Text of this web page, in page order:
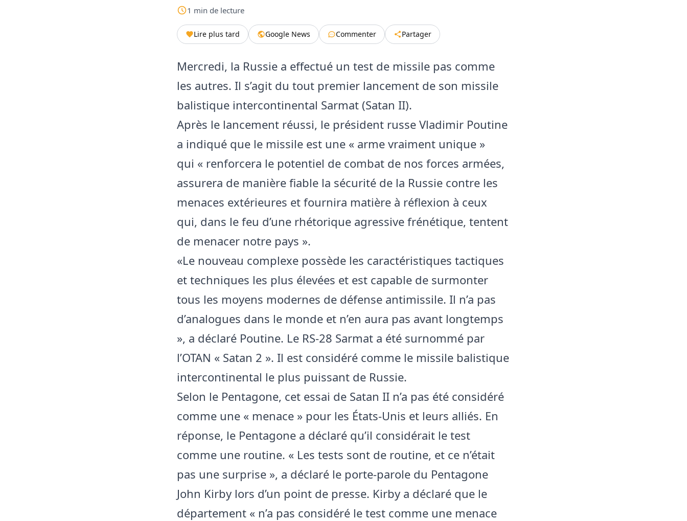
1 min de lecture
Lire plus tard Google News Commenter Partager
Mercredi, la Russie a effectué un test de missile pas comme
les autres. Il s’agit du tout premier lancement de son missile
balistique intercontinental Sarmat (Satan II).
Après le lancement réussi, le président russe Vladimir Poutine
a indiqué que le missile est une « arme vraiment unique »
qui « renforcera le potentiel de combat de nos forces armées,
assurera de manière fiable la sécurité de la Russie contre les
menaces extérieures et fournira matière à réflexion à ceux
qui, dans le feu d’une rhétorique agressive frénétique, tentent
de menacer notre pays ».
«Le nouveau complexe possède les caractéristiques tactiques
et techniques les plus élevées et est capable de surmonter
tous les moyens modernes de défense antimissile. Il n’a pas
d’analogues dans le monde et n’en aura pas avant longtemps
», a déclaré Poutine. Le RS-28 Sarmat a été surnommé par
l’OTAN « Satan 2 ». Il est considéré comme le missile balistique
intercontinental le plus puissant de Russie.
Selon le Pentagone, cet essai de Satan II n’a pas été considéré
comme une « menace » pour les États-Unis et leurs alliés. En
réponse, le Pentagone a déclaré qu’il considérait le test
comme une routine. « Les tests sont de routine, et ce n’était
pas une surprise », a déclaré le porte-parole du Pentagone
John Kirby lors d’un point de presse. Kirby a déclaré que le
département « n’a pas considéré le test comme une menace